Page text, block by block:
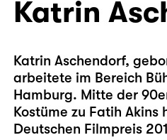
Katrin
Katrin Aschendorf,
arbeitete im Bereich
Hamburg. Mitte der
Kostüme zu Fatih
Deutschen Filmpreis